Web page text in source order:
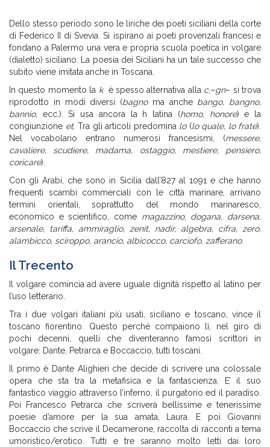
Dello stesso periodo sono le liriche dei poeti siciliani della corte
di Federico II di Svevia. Si ispirano ai poeti provenzali francesi e
fondano a Palermo una vera e propria scuola poetica in volgare
(dialetto) siciliano. La poesia dei Siciliani ha un tale successo che
subito viene imitata anche in Toscana.
In questo momento la kè spesso alternativa alla c,–gn– si trova
riprodotto in modi diversi (bagnoma anche bango, bangno,
bannio, ecc.). Si usa ancora la h latina (homo, honore) e la
congiunzione et. Tra gli articoli predomina lo(lo quale, lo frate).
Nel vocabolario entrano numerosi francesismi, (messere,
cavaliere, scudiere, madama, ostaggio, mestiere, pensiero,
coricare).
Con gli Arabi, che sono in Sicilia dall’827 al 1091 e che hanno
frequenti scambi commerciali con le città marinare, arrivano
termini orientali, soprattutto del mondo marinaresco,
economico e scientifico, come magazzino, dogana, darsena,
arsenale, tariffa, ammiraglio, zenit, nadir, algebra, cifra, zero,
alambicco, sciroppo, arancio, albicocco, carciofo, zafferano.
Il Trecento
Il volgare comincia ad avere uguale dignità rispetto al latino per
l’uso letterario.
Tra i due volgari italiani più usati, siciliano e toscano, vince il
toscano fiorentino. Questo perché compaiono lì, nel giro di
pochi decenni, quelli che diventeranno famosi scrittori in
volgare: Dante, Petrarca e Boccaccio, tutti toscani.
Il primo è Dante Alighieri che decide di scrivere una colossale
opera che sta tra la metafisica e la fantascienza. E’ il suo
fantastico viaggio attraverso l’inferno, il purgatorio ed il paradiso.
Poi Francesco Petrarca che scriverà bellissime e tenerissime
poesie d’amore per la sua amata, Laura. E poi Giovanni
Boccaccio che scrive il Decamerone, raccolta di racconti a tema
umoristico/erotico. Tutti e tre saranno molto letti dai loro